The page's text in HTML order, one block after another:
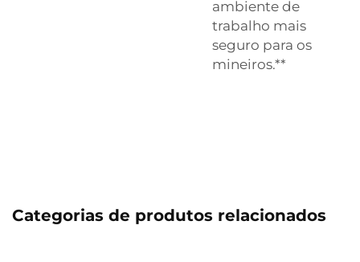
ambiente de
trabalho mais
seguro para os
mineiros.**
Categorias de produtos relacionados